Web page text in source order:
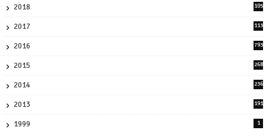
2018
105
2017
113
2016
793
2015
268
2014
236
2013
191
1999 1